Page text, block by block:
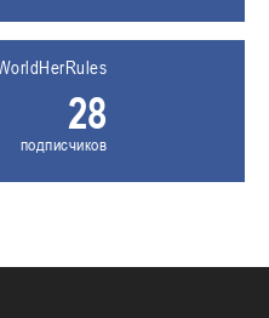
28
подписчиков